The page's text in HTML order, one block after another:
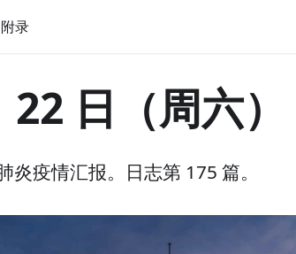
附录
日（周六）
疫情汇报。日志第 175 篇。